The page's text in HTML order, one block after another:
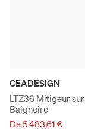
CEADESIGN
LTZ36 Mitigeur
Baignoire
De 5 483,61 €